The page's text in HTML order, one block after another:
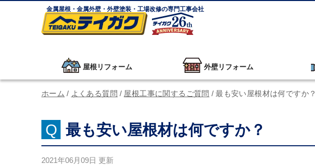
金属屋根・金属外壁・外壁塗装・工場改修の専門工事会社
屋根リフォーム 外壁リフォーム
ホーム / よくある質問 / 屋根工事に関するご質問 / 最も安い屋根材は何ですか？
最も安い屋根材は何ですか？
2021年06月09日 更新